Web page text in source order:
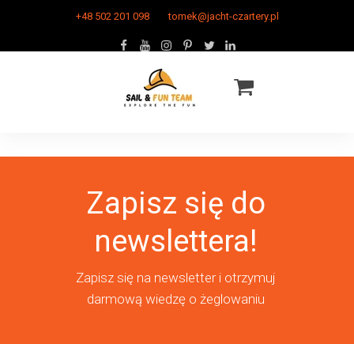
+48 502 201 098 tomek@jacht-czartery.pl
Zapisz się do
newslettera!
Zapisz się na newsletter i otrzymuj
darmową wiedzę o żeglowaniu